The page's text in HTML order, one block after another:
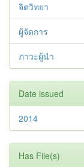
จิตวิทยา
ผู้จัดการ
ภาวะผู้นำ
Date issued
2014
Has File(s)